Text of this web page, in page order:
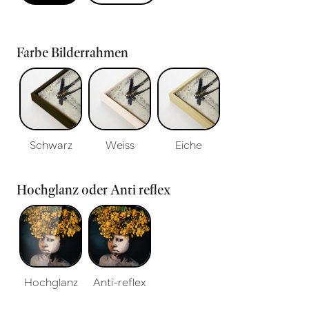
Farbe Bilderrahmen
Schwarz Weiss Eiche
Hochglanz oder Anti reflex
Hochglanz Anti-reflex